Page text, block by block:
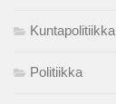
Kuntapolitiikka
Politiikka